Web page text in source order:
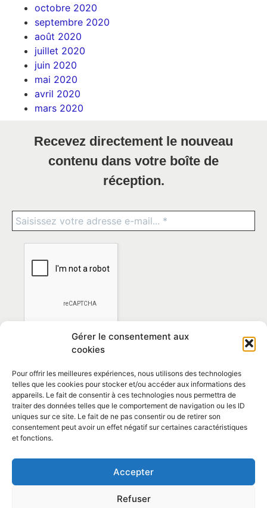
Gérer le consentement aux
cookies
Pour offrir les meilleures expériences, nous utilisons des technologies
telles que les cookies pour stocker et/ou accéder aux informations des
appareils. Le fait de consentir à ces technologies nous permettra de
traiter des données telles que le comportement de navigation ou les ID
uniques sur ce site. Le fait de ne pas consentir ou de retirer son
consentement peut avoir un effet négatif sur certaines caractéristiques
et fonctions.
Accepter
Refuser
octobre 2020
septembre 2020
août 2020
juillet 2020
juin 2020
mai 2020
avril 2020
mars 2020
Recevez directement le nouveau
contenu dans votre boîte de
réception.
*En vous abonnant vous acceptez lapolitique de
confidentialité
Contact et horaires
Politique de confidentialité Mentions Légales